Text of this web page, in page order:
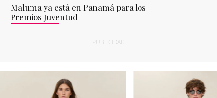
Maluma ya está en Panamá para los
Premios Juventud
PUBLICIDAD